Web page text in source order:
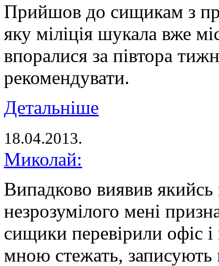
Прийшов до сищикам з
яку міліція шукала вже
впоралися за півтора
рекомендувати.
Детальніше
18.04.2013.
Миколай:
Випадково виявив якийсь
незрозумілого мені
сищики перевірили офіс
мною стежать,